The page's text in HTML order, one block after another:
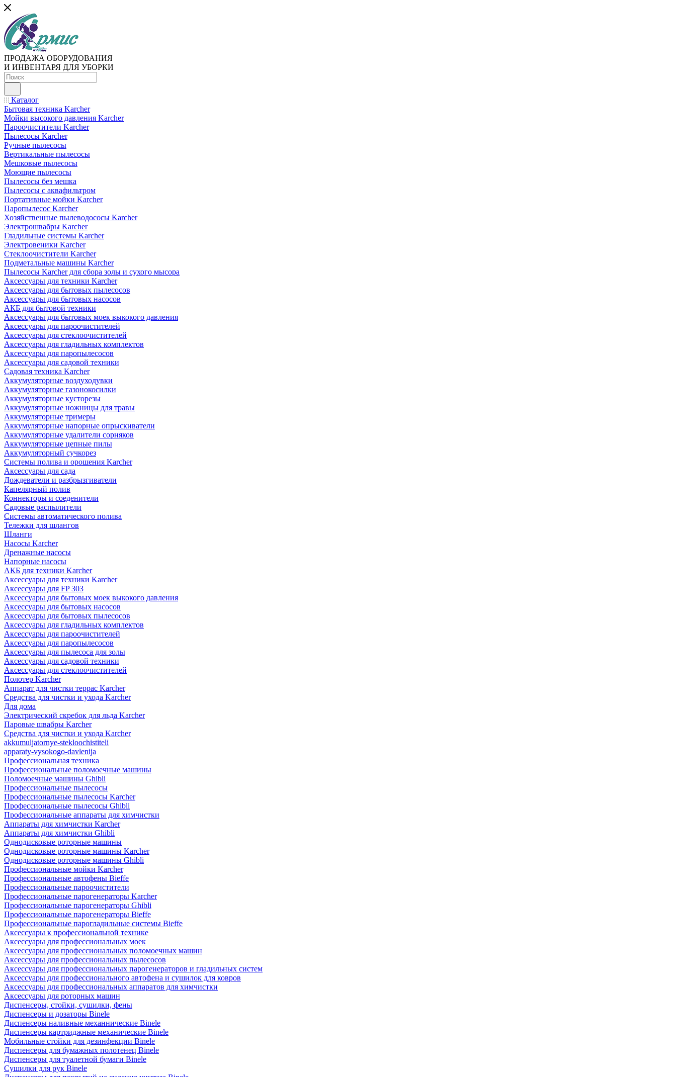
ПРОДАЖА ОБОРУДОВАНИЯ
И ИНВЕНТАРЯ ДЛЯ УБОРКИ
Каталог
Бытовая техника Karcher
Мойки высокого давления Karcher
Пароочистители Karcher
Пылесосы Karcher
Ручные пылесосы
Вертикальные пылесосы
Мешковые пылесосы
Моющие пылесосы
Пылесосы без мешка
Пылесосы с аквафильтром
Портативные мойки Karcher
Паропылесос Karcher
Хозяйственные пылеводососы Karcher
Электрошвабры Karcher
Гладильные системы Karcher
Электровеники Karcher
Стеклоочистители Karcher
Подметальные машины Karcher
Пылесосы Karcher для сбора золы и сухого мысора
Аксессуары для техники Karcher
Аксессуары для бытовых пылесосов
Аксессуары для бытовых насосов
АКБ для бытовой техники
Аксессуары для бытовых моек выкокого давления
Аксессуары для пароочистителей
Аксессуары для стеклоочистителей
Аксессуары для гладильных комплектов
Аксессуары для паропылесосов
Аксессуары для садовой техники
Садовая техника Karcher
Аккумуляторные воздуходувки
Аккумуляторные газонокосилки
Аккумуляторные кусторезы
Аккумуляторные ножницы для травы
Аккумуляторные тримеры
Аккумуляторные напорные опрыскиватели
Аккумуляторные удалители сорняков
Аккумуляторные цепные пилы
Аккумуляторный сучкорез
Системы полива и орошения Karcher
Аксессуары для сада
Дождеватели и разбрызгиватели
Капелярный полив
Коннекторы и соеденители
Садовые распылители
Системы автоматического полива
Тележки для шлангов
Шланги
Насосы Karcher
Дренажные насосы
Напорные насосы
АКБ для техники Karcher
Аксессуары для техники Karcher
Аксессуары для FP 303
Аксессуары для бытовых моек выкокого давления
Аксессуары для бытовых насосов
Аксессуары для бытовых пылесосов
Аксессуары для гладильных комплектов
Аксессуары для пароочистителей
Аксессуары для паропылесосов
Аксессуары для пылесоса для золы
Аксессуары для садовой техники
Аксессуары для стеклоочистителей
Полотер Karcher
Аппарат для чистки террас Karcher
Средства для чистки и ухода Karcher
Для дома
Электрический скребок для льда Karcher
Паровые швабры Karcher
Средства для чистки и ухода Karcher
akkumuljatornye-stekloochistiteli
apparaty-vysokogo-davlenija
Профессиональная техника
Профессиональные поломоечные машины
Поломоечные машины Ghibli
Профессиональные пылесосы
Профессиональные пылесосы Karcher
Профессиональные пылесосы Ghibli
Профессиональные аппараты для химчистки
Аппараты для химчистки Karcher
Аппараты для химчистки Ghibli
Однодисковые роторные машины
Однодисковые роторные машины Karcher
Однодисковые роторные машины Ghibli
Профессиональные мойки Karcher
Профессиональные автофены Bieffe
Профессиональные пароочистители
Профессиональные парогенераторы Karcher
Профессиональные парогенераторы Ghibli
Профессиональные парогенераторы Bieffe
Профессиональные парогладильные системы Bieffe
Аксессуары к профессиональной технике
Аксессуары для профессиональных моек
Аксессуары для профессиональных поломоечных машин
Аксессуары для профессиональных пылесосов
Аксессуары для профессиональных парогенераторов и гладильных систем
Аксессуары для профессионального автофена и сушилок для ковров
Аксессуары для профессиональных аппаратов для химчистки
Аксессуары для роторных машин
Диспенсеры, стойки, сушилки, фены
Диспенсеры и дозаторы Binele
Диспенсеры наливные механнические Binele
Диспенсеры картриджные механические Binele
Мобильные стойки для дезинфекции Binele
Диспенсеры для бумажных полотенец Binele
Диспенсеры для туалетной бумаги Binele
Сушилки для рук Binele